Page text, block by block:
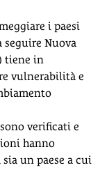
i paesi
seguire Nuova
tiene in
vulnerabilità e
verificati e
hanno
un paese a cui